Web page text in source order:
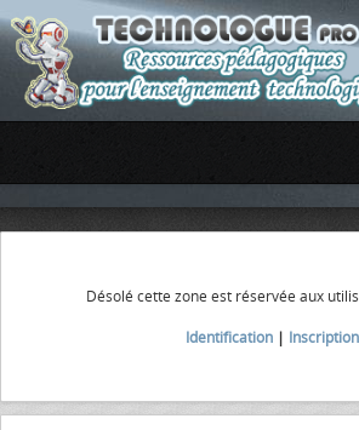
Désolé cette zone est réservée aux
Identification| Inscription